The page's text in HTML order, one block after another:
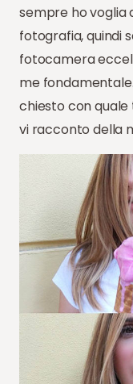
sempre ho voglia
fotografia, quindi
fotocamera
me
chiesto con
vi racconto della